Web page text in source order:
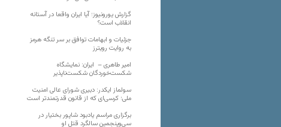
گزارش یورونیوز؛ آیا ایران واقعا در آستانه
انقلاب است؟
جزئیات و ابهامات توافق بر سر تنگه هرمز
به روایت رویترز
امیر طاهری – ایران: نمایشگاه
شکست‌خوردگان شکست‌ناپذیر
سولماز ایکدر: دبیری شورای عالی امنیت
ملی؛ کرسی‌ای که از قانون قدرتمندتر است
برگزاری مراسم یادبود شاپور بختیار در
سی‌وپنجمین سالگرد قتل او